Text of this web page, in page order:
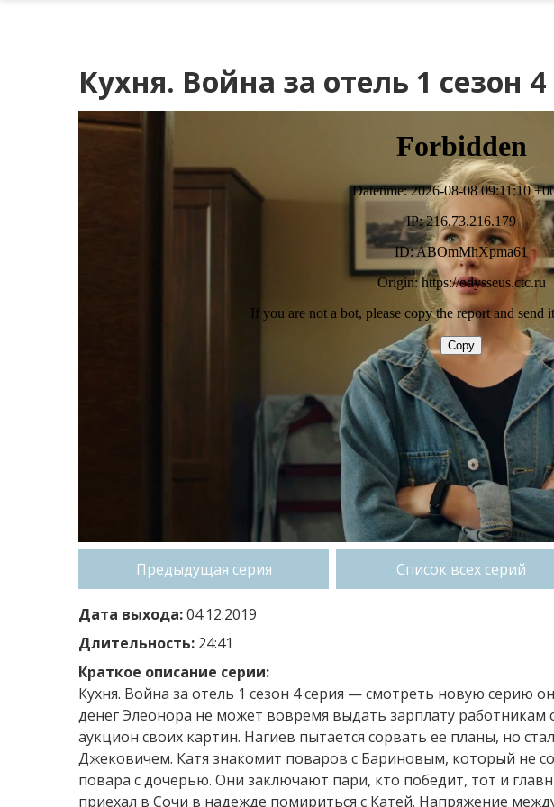
Кухня. Война за отель 1 сезон 4
Предыдущая серия Список всех серий
Дата выхода:04.12.2019
Длительность: 24:41
Краткое описание серии:
Кухня. Война за отель 1 сезон 4 серия — смотреть новую серию
денег Элеонора не может вовремя выдать зарплату работникам
аукцион своих картин. Нагиев пытается сорвать ее планы, но
Джековичем. Катя знакомит поваров с Бариновым, который не
повара с дочерью. Они заключают пари, кто победит, тот и
приехал в Сочи в надежде помириться с Катей. Напряжение